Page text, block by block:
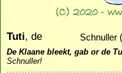
Tuti, de Schnuller
De Klaane bleekt, gab or de
Schnuller!